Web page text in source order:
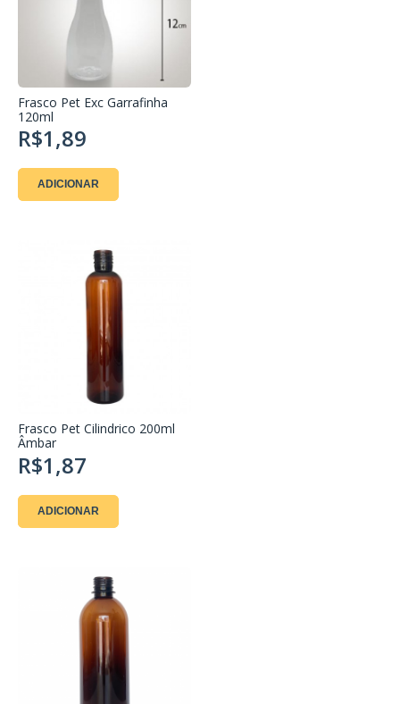
Frasco Pet Exc Garrafinha
120ml
R$1,89
ADICIONAR
Frasco Pet Cilindrico 200ml
Âmbar
R$1,87
ADICIONAR